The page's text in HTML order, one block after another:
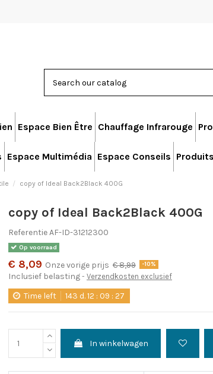
Espace Bien Être Chauffage Infrarouge
Espace Multimédia Espace Conseils
copy of Ideal Back2Black 400G
copy of Ideal Back2Black 400G
ReferentieAF-ID-31212300
Op voorraad
€ 8,09 Onze vorige prijs € 8,99 -10%
Inclusief belasting Verzendkosten exclusief
Time left 143 d.12 : 09 :26
In winkelwagen